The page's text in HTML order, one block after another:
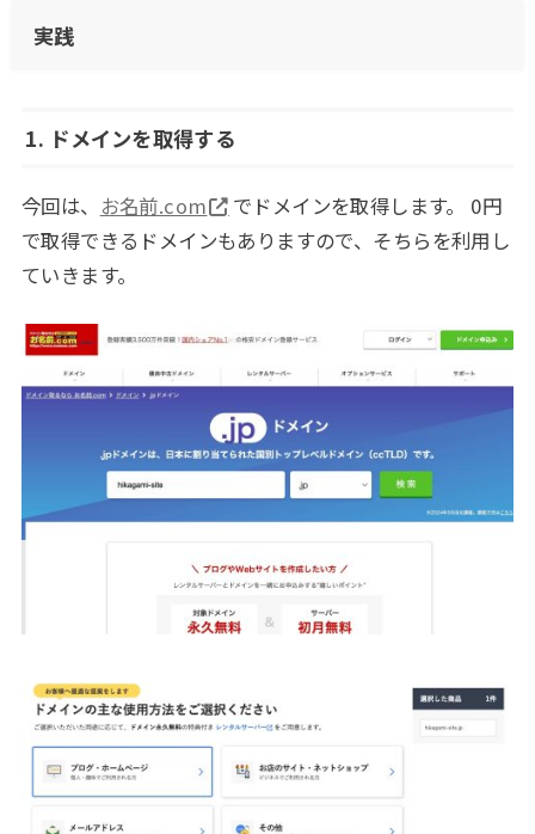
実践
1. ドメインを取得する
今回は、 お名前.com
でドメインを取得します。 0円
で取得できるドメインもありますので、そちらを利用し
ていきます。